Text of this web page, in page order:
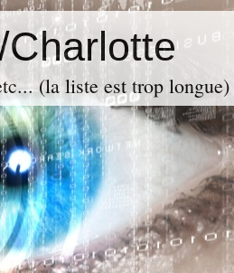
(la liste est trop longue)